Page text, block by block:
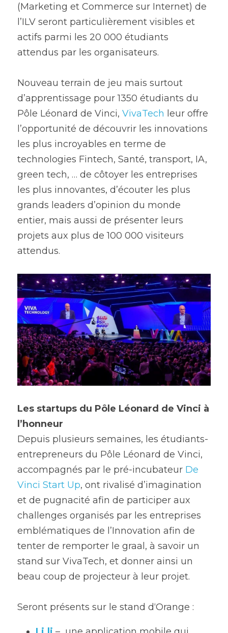
(Marketing et Commerce sur Internet) de
l’ILV seront particulièrement visibles et
actifs parmi les 20 000 étudiants
attendus par les organisateurs.
Nouveau terrain de jeu mais surtout
d’apprentissage pour 1350 étudiants du
Pôle Léonard de Vinci, VivaTech leur offre
l’opportunité de découvrir les innovations
les plus incroyables en terme de
technologies Fintech, Santé, transport, IA,
green tech, … de côtoyer les entreprises
les plus innovantes, d’écouter les plus
grands leaders d’opinion du monde
entier, mais aussi de présenter leurs
projets aux plus de 100 000 visiteurs
attendus.
Les startups du Pôle Léonard de Vinci à
l’honneur
Depuis plusieurs semaines, les étudiants-
entrepreneurs du Pôle Léonard de Vinci,
accompagnés par le pré-incubateur De
Vinci Start Up, ont rivalisé d’imagination
et de pugnacité afin de participer aux
challenges organisés par les entreprises
emblématiques de l’Innovation afin de
tenter de remporter le graal, à savoir un
stand sur VivaTech, et donner ainsi un
beau coup de projecteur à leur projet.
Seront présents sur le stand d‘Orange :